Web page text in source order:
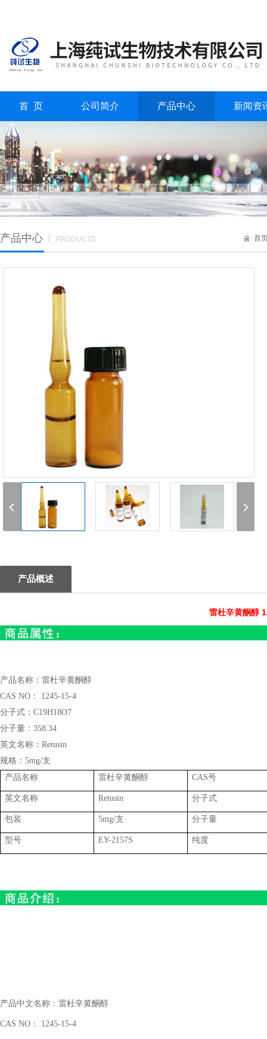
首 页 公司简介 产品中心 新闻资
产品中心 / PRODUCTS 首
产品概述
雷杜辛黄酮醇
产品名称： 雷杜辛黄酮醇
CAS NO：
1245-15-4
分子式： C19H18O7
分子量： 358.34
英文名称： Retusin
规格： 5mg/支
产品名称
雷杜辛黄酮醇 CAS号
英文名称 Retusin 分子式
包装 5mg/支 分子量
型号 EY-2157S 纯度
产品中文名称： 雷杜辛黄酮醇
CAS NO： 1245-15-4